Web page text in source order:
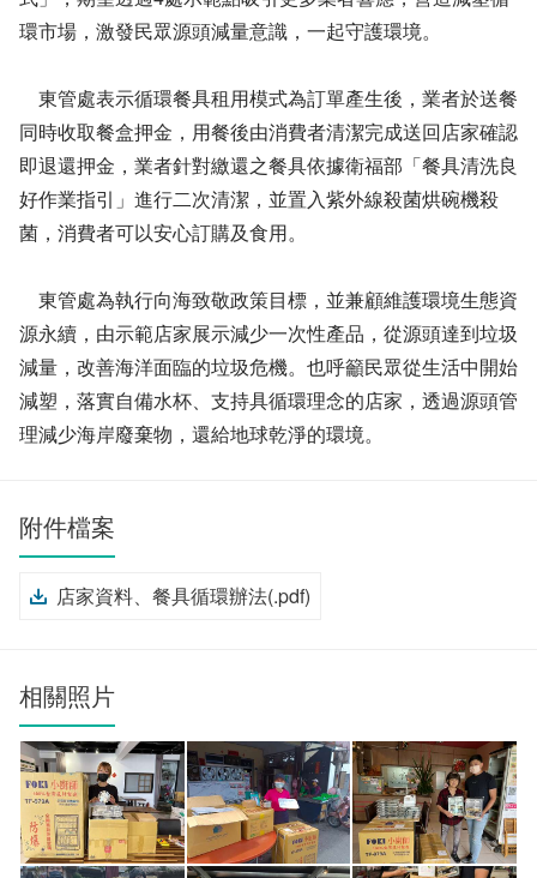
環市場，激發民眾源頭減量意識，一起守護環境。
東管處表示循環餐具租用模式為訂單產生後，業者於送餐
同時收取餐盒押金，用餐後由消費者清潔完成送回店家確認
即退還押金，業者針對繳還之餐具依據衛福部「餐具清洗良
好作業指引」進行二次清潔，並置入紫外線殺菌烘碗機殺
菌，消費者可以安心訂購及食用。
東管處為執行向海致敬政策目標，並兼顧維護環境生態資
源永續，由示範店家展示減少一次性產品，從源頭達到垃圾
減量，改善海洋面臨的垃圾危機。也呼籲民眾從生活中開始
減塑，落實自備水杯、支持具循環理念的店家，透過源頭管
理減少海岸廢棄物，還給地球乾淨的環境。
附件檔案
店家資料、餐具循環辦法(.pdf)
相關照片